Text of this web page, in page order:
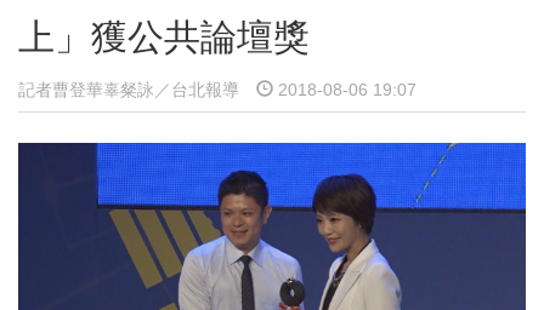
上」獲公共論壇獎
記者曹登華辜粲詠／台北報導 2018-08-06 19:07